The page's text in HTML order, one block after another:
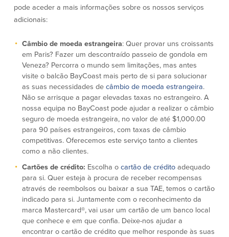
Políticas
Política de privacidade
Declaração de exoneração de
responsabilidade
Seguro de depósito FDIC e DIF
Recursos
Segurança
Segurança
Programa de sensibilização do
cliente para a segurança da Internet
Recursos
Comunidade
pode aceder a mais informações sobre os nossos serviços
adicionais:
Câmbio de moeda estrangeira: Quer provar uns croissants
em Paris? Fazer um descontraído passeio de gondola em
Veneza? Percorra o mundo sem limitações, mas antes
visite o balcão BayCoast mais perto de si para solucionar
as suas necessidades decâmbio de moeda estrangeira.
Não se arrisque a pagar elevadas taxas no estrangeiro. A
nossa equipa no BayCoast pode ajudar a realizar o câmbio
seguro de moeda estrangeira, no valor de até $1,000.00
para 90 países estrangeiros, com taxas de câmbio
competitivas. Oferecemos este serviço tanto a clientes
como a não clientes.
Cartões de crédito: Escolha ocartão de crédito adequado
para si. Quer esteja à procura de receber recompensas
através de reembolsos ou baixar a sua TAE, temos o cartão
indicado para si. Juntamente com o reconhecimento da
marca Mastercard®, vai usar um cartão de um banco local
que conhece e em que confia. Deixe-nos ajudar a
encontrar o cartão de crédito que melhor responde às suas